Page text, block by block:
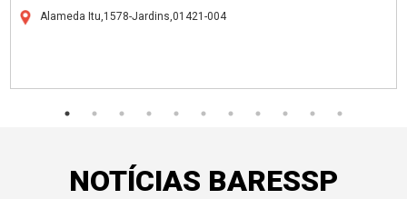
Alameda Itu,1578-Jardins,01421-004
NOTÍCIAS BARESSP